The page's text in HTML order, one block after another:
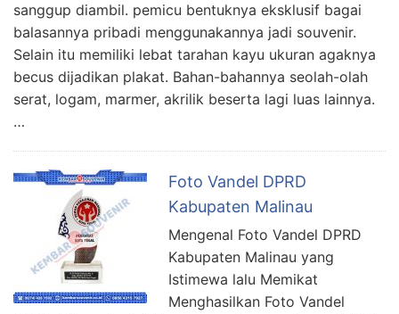
sanggup diambil. pemicu bentuknya eksklusif bagai
balasannya pribadi menggunakannya jadi souvenir.
Selain itu memiliki lebat tarahan kayu ukuran agaknya
becus dijadikan plakat. Bahan-bahannya seolah-olah
serat, logam, marmer, akrilik beserta lagi luas lainnya.
…
Foto Vandel DPRD
Kabupaten Malinau
Mengenal Foto Vandel DPRD
Kabupaten Malinau yang
Istimewa lalu Memikat
Menghasilkan Foto Vandel